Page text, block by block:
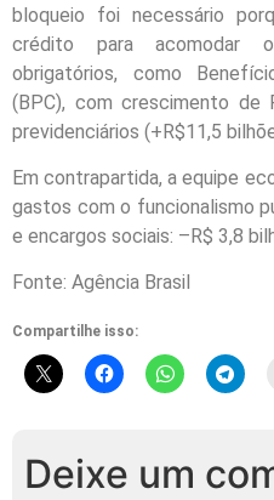
bloqueio foi necessário
crédito para acomodar
obrigatórios, como
(BPC), com crescimento de
previdenciários (+R$11,5
Em contrapartida, a equipe
gastos com o funcionalismo
e encargos sociais: –R$ 3,8
Fonte: Agência Brasil
Compartilhe isso:
Deixe um